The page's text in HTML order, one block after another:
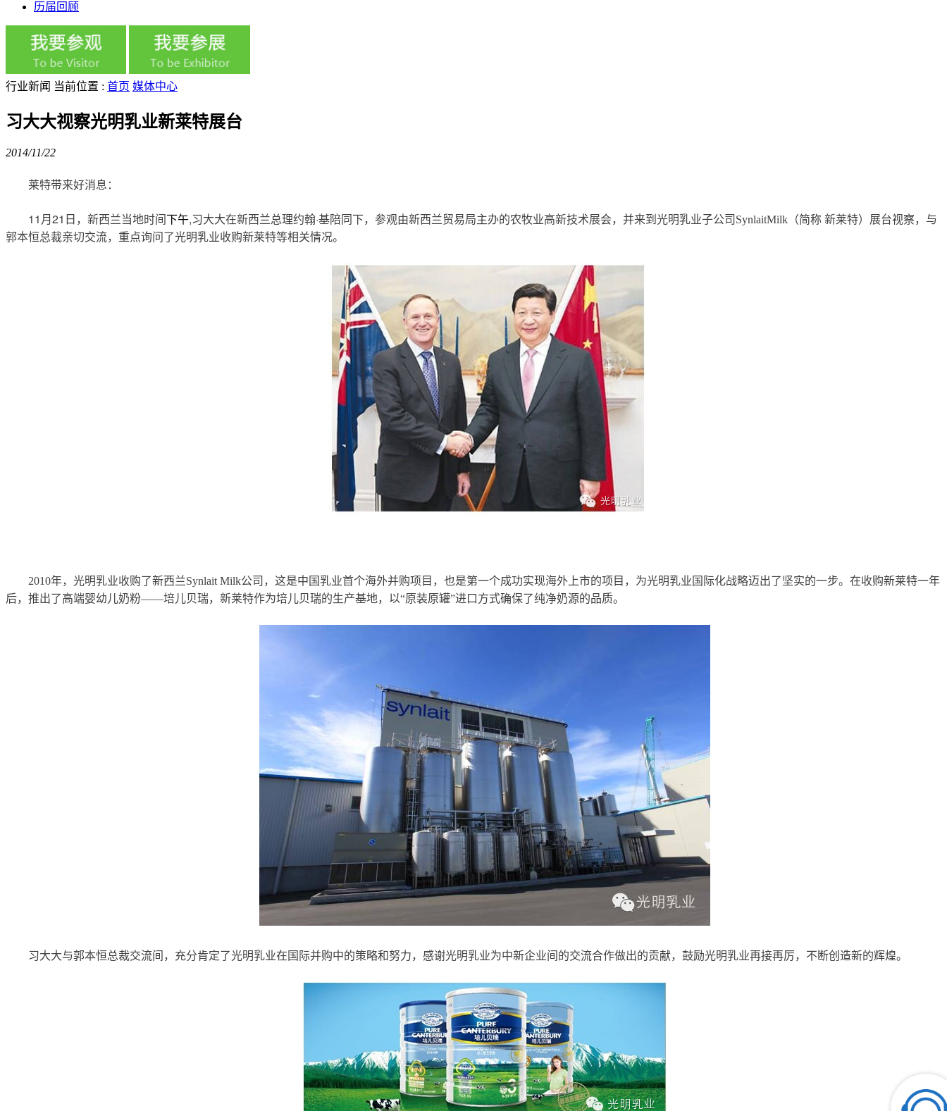
历届回顾
行业新闻 当前位置 : 首页 媒体中心
习大大视察光明乳业新莱特展台
2014/11/22
莱特带来好消息：
11 月 21 日，新西兰当地时间下午,习大大在新西兰总理约翰·基陪同下，参观由新西兰贸易局主办的农牧业高新技术展会，并来到光明乳业子公司SynlaitMilk（简称 新莱特）展台视察，与
郭本恒总裁亲切交流，重点询问了光明乳业收购新莱特等相关情况。
2010年，光明乳业收购了新西兰Synlait Milk公司，这是中国乳业首个海外并购项目，也是第一个成功实现海外上市的项目，为光明乳业国际化战略迈出了坚实的一步。在收购新莱特一年
后，推出了高端婴幼儿奶粉——培儿贝瑞，新莱特作为培儿贝瑞的生产基地，以“原装原罐”进口方式确保了纯净奶源的品质。
习大大与郭本恒总裁交流间，充分肯定了光明乳业在国际并购中的策略和努力，感谢光明乳业为中新企业间的交流合作做出的贡献，鼓励光明乳业再接再厉，不断创造新的辉煌。